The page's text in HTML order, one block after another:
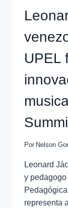
UPEL
Por Nelson
Leonard
y
representa